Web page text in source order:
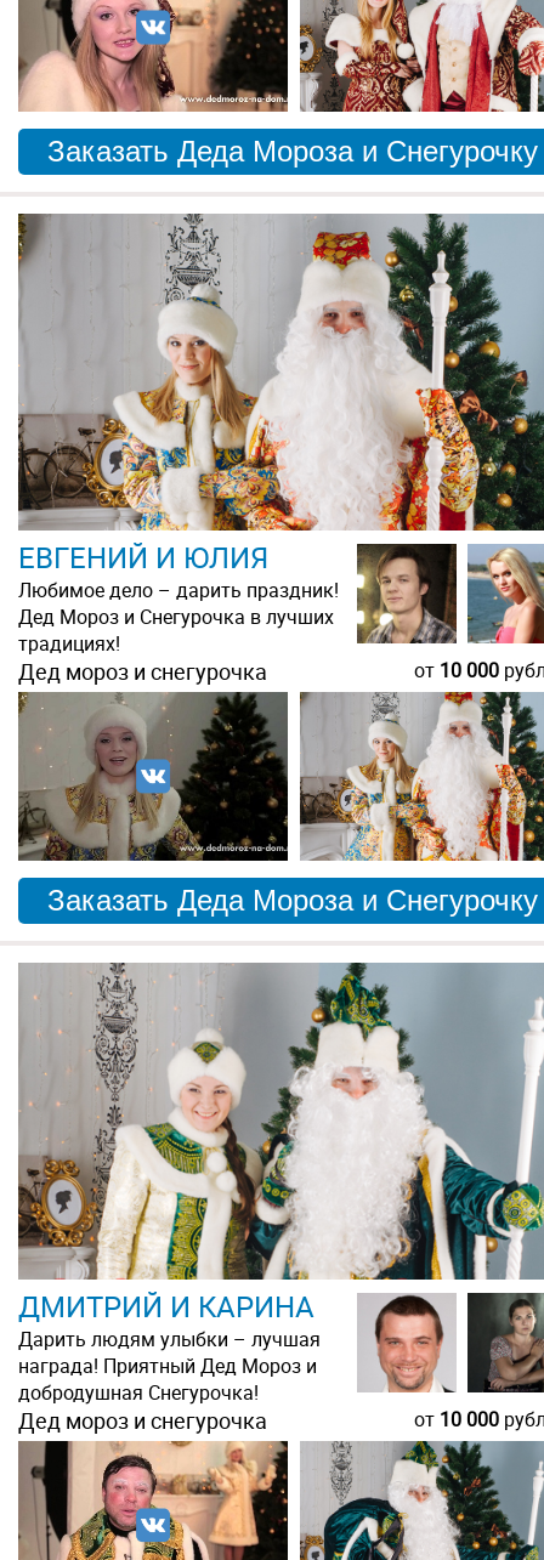
Заказать Деда Мороза и Снегурочку
ЕВГЕНИЙ И ЮЛИЯ
Любимое дело – дарить праздник!
Дед Мороз и Снегурочка в лучших
традициях!
Дед мороз и снегурочка от 10 000
Заказать Деда Мороза и Снегурочку
ДМИТРИЙ И КАРИНА
Дарить людям улыбки – лучшая
награда! Приятный Дед Мороз и
добродушная Снегурочка!
Дед мороз и снегурочка от 10 000